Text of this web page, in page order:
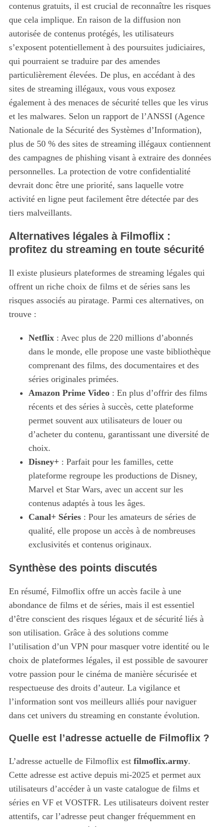
contenus gratuits, il est crucial de reconnaître les risques
que cela implique. En raison de la diffusion non
autorisée de contenus protégés, les utilisateurs
s’exposent potentiellement à des poursuites judiciaires,
qui pourraient se traduire par des amendes
particulièrement élevées. De plus, en accédant à des
sites de streaming illégaux, vous vous exposez
également à des menaces de sécurité telles que les virus
et les malwares. Selon un rapport de l’ANSSI (Agence
Nationale de la Sécurité des Systèmes d’Information),
plus de 50 % des sites de streaming illégaux contiennent
des campagnes de phishing visant à extraire des données
personnelles. La protection de votre confidentialité
devrait donc être une priorité, sans laquelle votre
activité en ligne peut facilement être détectée par des
tiers malveillants.
Alternatives légales à Filmoflix :
profitez du streaming en toute sécurité
Il existe plusieurs plateformes de streaming légales qui
offrent un riche choix de films et de séries sans les
risques associés au piratage. Parmi ces alternatives, on
trouve :
Netflix: Avec plus de 220 millions d’abonnés
dans le monde, elle propose une vaste bibliothèque
comprenant des films, des documentaires et des
séries originales primées.
Amazon Prime Video: En plus d’offrir des films
récents et des séries à succès, cette plateforme
permet souvent aux utilisateurs de louer ou
d’acheter du contenu, garantissant une diversité de
choix.
Disney+: Parfait pour les familles, cette
plateforme regroupe les productions de Disney,
Marvel et Star Wars, avec un accent sur les
contenus adaptés à tous les âges.
Canal+ Séries: Pour les amateurs de séries de
qualité, elle propose un accès à de nombreuses
exclusivités et contenus originaux.
Synthèse des points discutés
En résumé, Filmoflix offre un accès facile à une
abondance de films et de séries, mais il est essentiel
d’être conscient des risques légaux et de sécurité liés à
son utilisation. Grâce à des solutions comme
l’utilisation d’un VPN pour masquer votre identité ou le
choix de plateformes légales, il est possible de savourer
votre passion pour le cinéma de manière sécurisée et
respectueuse des droits d’auteur. La vigilance et
l’information sont vos meilleurs alliés pour naviguer
dans cet univers du streaming en constante évolution.
Quelle est l’adresse actuelle de Filmoflix ?
L’adresse actuelle de Filmoflix est filmoflix.army.
Cette adresse est active depuis mi-2025 et permet aux
utilisateurs d’accéder à un vaste catalogue de films et
séries en VF et VOSTFR. Les utilisateurs doivent rester
attentifs, car l’adresse peut changer fréquemment en
S
a
f
o
r